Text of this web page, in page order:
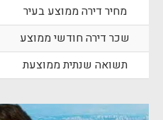
מחיר דירה ממוצע בעיר
שכר דירה חודשי ממוצע
תשואה שנתית ממוצעת